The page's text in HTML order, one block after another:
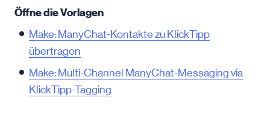
Öffne die Vorlagen
Make: ManyChat-Kontakte zu KlickTipp
übertragen
Make: Multi-Channel ManyChat-Messaging via
KlickTipp-Tagging